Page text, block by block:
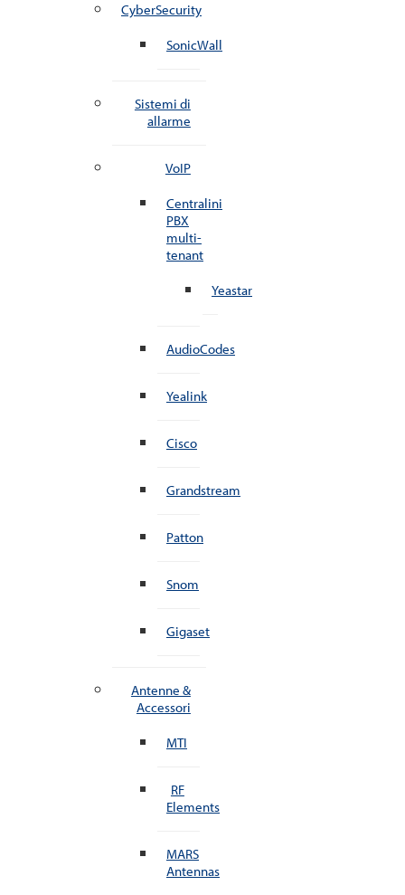
CyberSecurity
SonicWall
Sistemi di
allarme
VoIP
Centralini
PBX
multi-
tenant
Yeastar
AudioCodes
Yealink
Cisco
Grandstream
Patton
Snom
Gigaset
Antenne &
Accessori
MTI
RF
Elements
MARS
Antennas